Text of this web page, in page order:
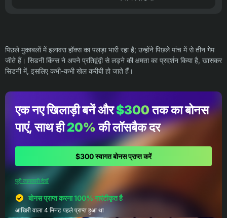
पिछले मुकाबलों में इलावरा हॉक्स का पलड़ा भारी रहा है; उन्होंने पिछले पांच में से तीन गेम
जीते हैं। सिडनी किंग्स ने अपने प्रतिद्वंद्वी से लड़ने की क्षमता का प्रदर्शन किया है, खासकर
सिडनी में, इसलिए कभी-कभी खेल करीबी हो जाते हैं।
एक नए खिलाड़ी बनें और$300तक का बोनस
पाएं, साथ ही20%की लॉसबैक दर
$300 स्वागत बोनस प्राप्त करें
पूरी जानकारी देखें
बोनस प्राप्त करना 100% गारंटीकृत है
आखिरी वाला 4 मिनट पहले प्राप्त हुआ था